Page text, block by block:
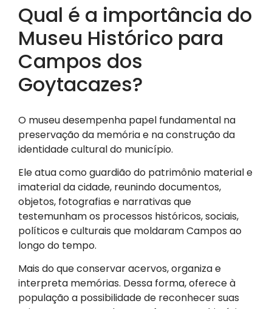
Qual é a importância do
Museu Histórico para
Campos dos
Goytacazes?
O museu desempenha papel fundamental na
preservação da memória e na construção da
identidade cultural do município.
Ele atua como guardião do patrimônio material e
imaterial da cidade, reunindo documentos,
objetos, fotografias e narrativas que
testemunham os processos históricos, sociais,
políticos e culturais que moldaram Campos ao
longo do tempo.
Mais do que conservar acervos, organiza e
interpreta memórias. Dessa forma, oferece à
população a possibilidade de reconhecer suas